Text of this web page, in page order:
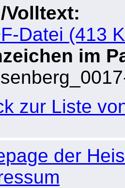
Volltext:
Datei (413
im
zur Liste
der